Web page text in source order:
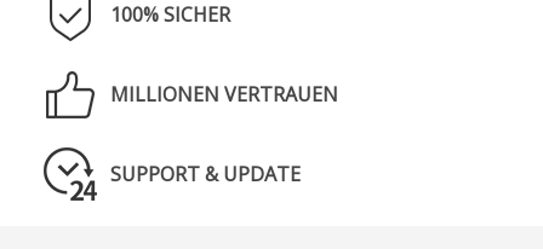
100% SICHER
MILLIONEN VERTRAUEN
SUPPORT & UPDATE